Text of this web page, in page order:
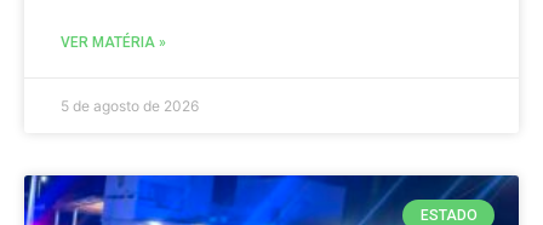
VER MATÉRIA »
5 de agosto de 2026
ESTADO